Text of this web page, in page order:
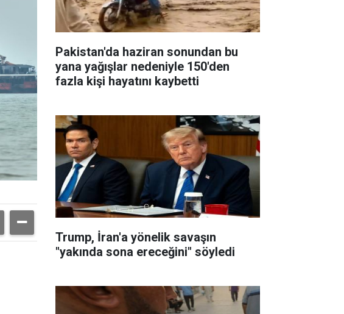
Pakistan'da haziran sonundan bu
yana yağışlar nedeniyle 150'den
fazla kişi hayatını kaybetti
Trump, İran'a yönelik savaşın
"yakında sona ereceğini" söyledi